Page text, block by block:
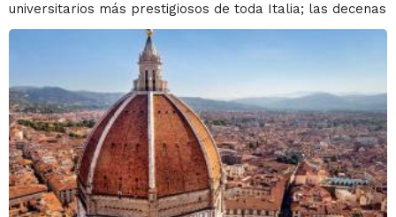
universitarios más prestigiosos de toda Italia; las decenas